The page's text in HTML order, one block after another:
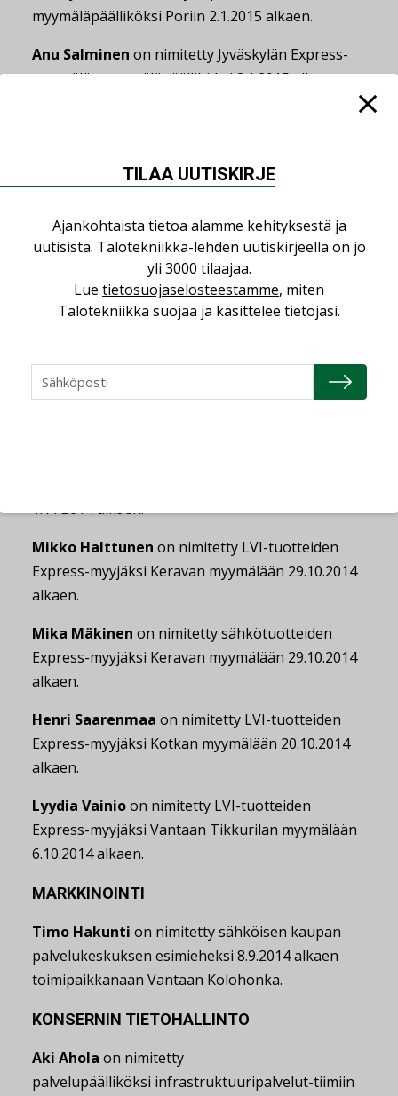
myymäläpäälliköksi Poriin 2.1.2015 alkaen.
Anu Salminen on nimitetty Jyväskylän Express-
myymälän myymäläpäälliköksi 2.1.2015 alkaen.
toimipaikkanaan Vantaan Kolohonka.
Express-valikoimapäälliköksi 15.12.2014 alkaen
toimipaikkanaan Vantaan Kolohonka.
Pertti Tuomion nimitetty aluemyyntipäälliköksi
1.12.2014 alkaen toimipaikkanaan Lahti.
Express-myyjäksi Lahden myymälään 10.11.2014
alkaen.
1.11.2014 alkaen.
Mikko Halttunen on nimitetty LVI-tuotteiden
Express-myyjäksi Keravan myymälään 29.10.2014
alkaen.
Mika Mäkinen on nimitetty sähkötuotteiden
Express-myyjäksi Keravan myymälään 29.10.2014
alkaen.
Henri Saarenmaa on nimitetty LVI-tuotteiden
Express-myyjäksi Kotkan myymälään 20.10.2014
alkaen.
Lyydia Vainioon nimitetty LVI-tuotteiden
Express-myyjäksi Vantaan Tikkurilan myymälään
6.10.2014 alkaen.
MARKKINOINTI
Timo Hakunti on nimitetty sähköisen kaupan
palvelukeskuksen esimieheksi 8.9.2014 alkaen
toimipaikkanaan Vantaan Kolohonka.
KONSERNIN TIETOHALLINTO
Aki Ahola on nimitetty
palvelupäälliköksi infrastruktuuripalvelut-tiimiin
TILAA UUTISKIRJE
Ajankohtaista tietoa alamme kehityksestä ja
uutisista. Talotekniikka-lehden uutiskirjeellä on jo
yli 3000 tilaajaa.
Lue tietosuojaselosteestamme, miten
Talotekniikka suojaa ja käsittelee tietojasi.